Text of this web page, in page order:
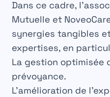
Dans ce cadre,
Mutuelle et
synergies tangibles
expertises, en
La gestion optimisée
prévoyance.
L’amélioration de